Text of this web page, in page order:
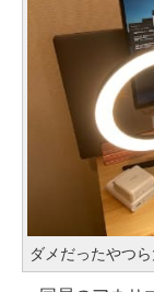
ダメだったやつ